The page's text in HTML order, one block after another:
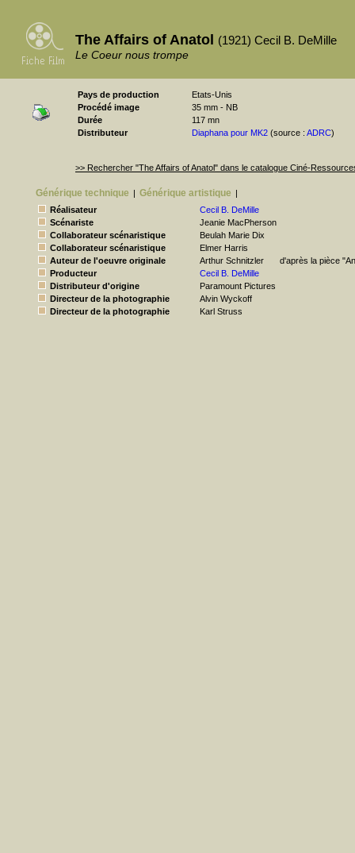
The Affairs of Anatol (1921) Cecil B. DeMille
Le Coeur nous trompe
Pays de production
Etats-Unis
Procédé image
35 mm - NB
Durée
117 mn
Distributeur
Diaphana pour MK2 (source : ADRC)
>> Rechercher "The Affairs of Anatol" dans le catalogue Ciné-
Générique technique | Générique artistique |
Réalisateur
Cecil B. DeMille
Scénariste
Jeanie MacPherson
Collaborateur scénaristique
Beulah Marie Dix
Collaborateur scénaristique
Elmer Harris
Auteur de l'oeuvre originale
Arthur Schnitzler
d'après la pièce
Producteur
Cecil B. DeMille
Distributeur d'origine
Paramount Pictures
Directeur de la photographie
Alvin Wyckoff
Directeur de la photographie
Karl Struss